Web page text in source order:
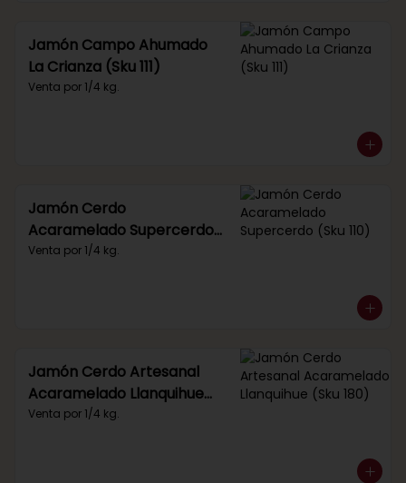
Jamón Campo Ahumado
La Crianza (Sku 111)
Venta por 1/4 kg.
Jamón Cerdo
Acaramelado Supercerdo
(Sku 110)
Venta por 1/4 kg.
Jamón Cerdo Artesanal
Acaramelado Llanquihue
(Sku 180)
Venta por 1/4 kg.